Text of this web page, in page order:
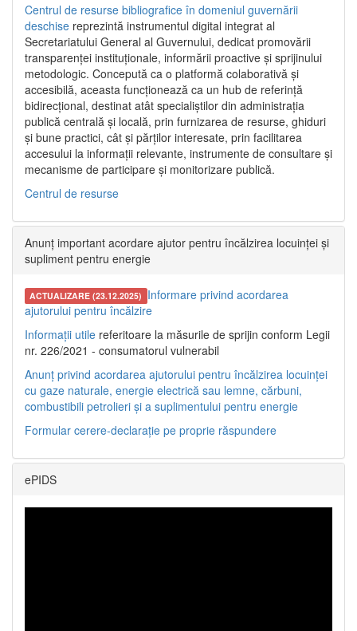
Centrul de resurse bibliografice în domeniul guvernării
deschise reprezintă instrumentul digital integrat al
Secretariatului General al Guvernului, dedicat promovării
transparenței instituționale, informării proactive și sprijinului
metodologic. Concepută ca o platformă colaborativă și
accesibilă, aceasta funcționează ca un hub de referință
bidirecțional, destinat atât specialiștilor din administrația
publică centrală și locală, prin furnizarea de resurse, ghiduri
și bune practici, cât și părților interesate, prin facilitarea
accesului la informații relevante, instrumente de consultare și
mecanisme de participare și monitorizare publică.
Centrul de resurse
Anunț important acordare ajutor pentru încălzirea locuinței și
supliment pentru energie
ACTUALIZARE (23.12.2025) Informare privind acordarea
ajutorului pentru încălzire
Informații utile referitoare la măsurile de sprijin conform Legii
nr. 226/2021 - consumatorul vulnerabil
Anunț privind acordarea ajutorului pentru încălzirea locuinței
cu gaze naturale, energie electrică sau lemne, cărbuni,
combustibili petrolieri și a suplimentului pentru energie
Formular cerere-declarație pe proprie răspundere
ePIDS